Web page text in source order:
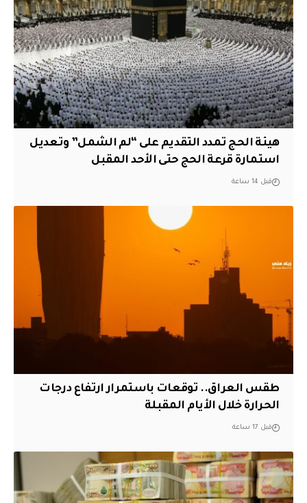
هيئة الحج تمدد التقديم على “لم الشمل” وتعديل
استمارة قرعة الحج حتى الأحد المقبل
قبل 14 ساعة
طقس العراق.. توقعات باستمرار ارتفاع درجات
الحرارة خلال الأيام المقبلة
قبل 17 ساعة